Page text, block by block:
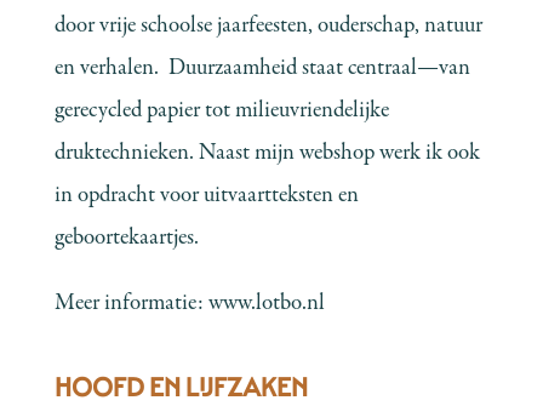
door vrije schoolse jaarfeesten, ouderschap, natuur
en verhalen. Duurzaamheid staat centraal—van
gerecycled papier tot milieuvriendelijke
druktechnieken. Naast mijn webshop werk ik ook
in opdracht voor uitvaartteksten en
geboortekaartjes.
Meer informatie:www.lotbo.nl
HOOFD EN LIJFZAKEN